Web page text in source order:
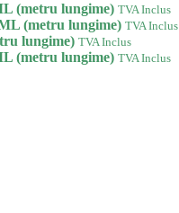
(metru lungime) TVA Inclus
(metru lungime) TVA Inclus
lungime) TVA Inclus
(metru lungime) TVA Inclus